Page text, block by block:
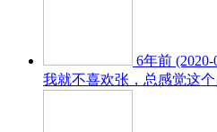
6年前 (2020-
我就不喜欢张，总感觉这